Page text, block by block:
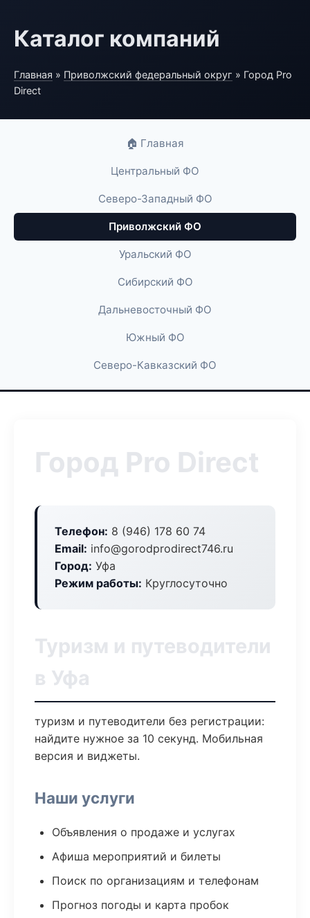
Каталог компаний
Главная » Приволжский федеральный округ » Город Pro
Direct
🏠 Главная
Центральный ФО
Северо-Западный ФО
Приволжский ФО
Уральский ФО
Сибирский ФО
Дальневосточный ФО
Южный ФО
Северо-Кавказский ФО
Город Pro Direct
Телефон: 8 (946) 178 60 74
Email: info@gorodprodirect746.ru
Город: Уфа
Режим работы: Круглосуточно
Туризм и путеводители
в Уфа
туризм и путеводители без регистрации:
найдите нужное за 10 секунд. Мобильная
версия и виджеты.
Наши услуги
Объявления о продаже и услугах
Афиша мероприятий и билеты
Поиск по организациям и телефонам
Прогноз погоды и карта пробок